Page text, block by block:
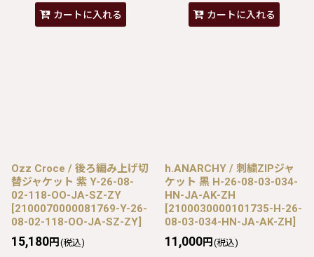
カートに入れる カートに入れる
Ozz Croce / 後ろ編み上げ切
替ジャケット 紫 Y-26-08-
02-118-OO-JA-SZ-ZY
[2100070000081769-Y-26-
08-02-118-OO-JA-SZ-ZY]
15,180円 (税込)
h.ANARCHY / 刺繍ZIPジャ
ケット 黒 H-26-08-03-034-
HN-JA-AK-ZH
[2100030000101735-H-26-
08-03-034-HN-JA-AK-ZH]
11,000円 (税込)